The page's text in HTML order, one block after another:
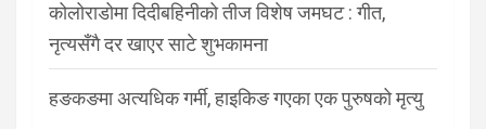
कोलोराडोमा दिदीबहिनीको तीज विशेष जमघट : गीत,
नृत्यसँगै दर खाएर साटे शुभकामना
हङकङमा अत्यधिक गर्मी, हाइकिङ गएका एक पुरुषको मृत्यु